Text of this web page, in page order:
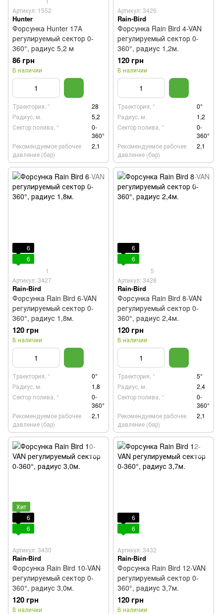
Артикул: 1552
Hunter
Форсунка Hunter 17А
регулируемый сектор 0-
360°, радиус 5,2 м
86 грн
В наличии
Траектория, °
28
Радиус, м.
5,2
Сектор полива, °
0-
360°
Рекомендуемое рабочее
давление (бар)
2,1
Артикул: 3426
Rain-Bird
Форсунка Rain Bird 4-VAN
регулируемый сектор 0-
360°, радиус 1,2м.
120 грн
В наличии
Траектория, °
0°
Радиус, м.
1,2
Сектор полива, °
0-
360°
Рекомендуемое рабочее
давление (бар)
2,1
6
6
1
Артикул: 3427
Rain-Bird
Форсунка Rain Bird 6-VAN
регулируемый сектор 0-
360°, радиус 1,8м.
120 грн
В наличии
Траектория, °
0°
Радиус, м.
1,8
Сектор полива, °
0-
360°
Рекомендуемое рабочее
давление (бар)
2,1
6
6
5
Артикул: 3428
Rain-Bird
Форсунка Rain Bird 8-VAN
регулируемый сектор 0-
360°, радиус 2,4м.
120 грн
В наличии
Траектория, °
5°
Радиус, м.
2,4
Сектор полива, °
0-
360°
Рекомендуемое рабочее
давление (бар)
2,1
Хит
6
6
Артикул: 3430
Rain-Bird
Форсунка Rain Bird 10-VAN
регулируемый сектор 0-
360°, радиус 3,0м.
120 грн
В наличии
6
6
Артикул: 3432
Rain-Bird
Форсунка Rain Bird 12-VAN
регулируемый сектор 0-
360°, радиус 3,7м.
120 грн
В наличии